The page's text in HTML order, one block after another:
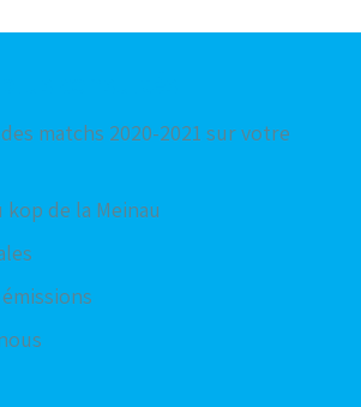
matchs 2020-2021 sur votre
kop de la Meinau